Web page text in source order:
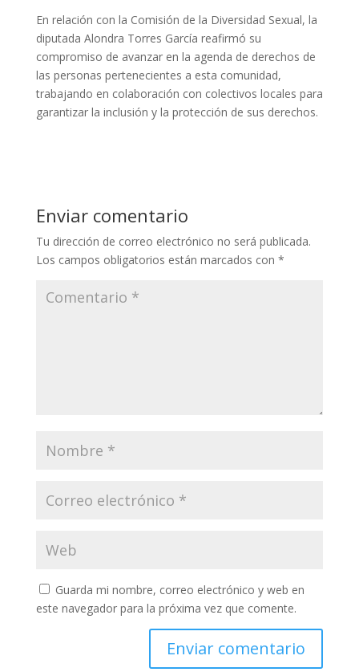
En relación con la Comisión de la Diversidad Sexual, la
diputada Alondra Torres García reafirmó su
compromiso de avanzar en la agenda de derechos de
las personas pertenecientes a esta comunidad,
trabajando en colaboración con colectivos locales para
garantizar la inclusión y la protección de sus derechos.
Enviar comentario
Tu dirección de correo electrónico no será publicada.
Los campos obligatorios están marcados con *
Guarda mi nombre, correo electrónico y web en
este navegador para la próxima vez que comente.